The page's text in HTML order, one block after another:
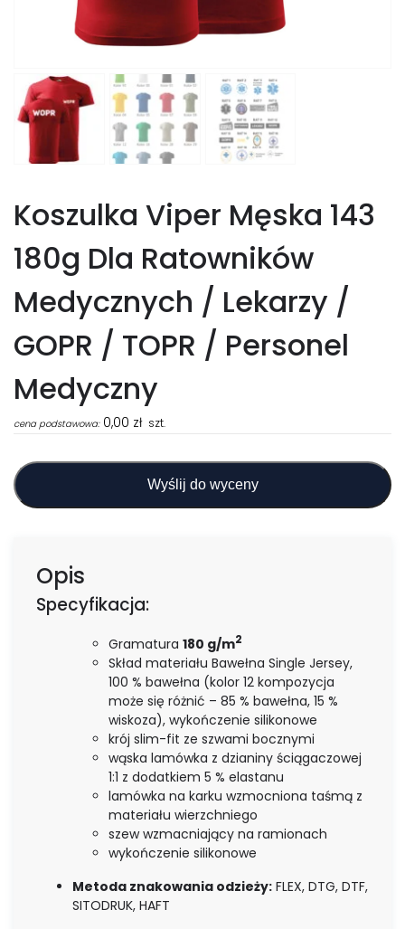
Koszulka Viper Męska 143
180g Dla Ratowników
Medycznych / Lekarzy /
GOPR / TOPR / Personel
Medyczny
cena podstawowa: 0,00 zł szt.
Wyślij do wyceny
Opis
Specyfikacja:
Gramatura 180 g/m2
Skład materiału Bawełna Single Jersey,
100 % bawełna (kolor 12 kompozycja
może się różnić – 85 % bawełna, 15 %
wiskoza), wykończenie silikonowe
krój slim-fit ze szwami bocznymi
wąska lamówka z dzianiny ściągaczowej
1:1 z dodatkiem 5 % elastanu
lamówka na karku wzmocniona taśmą z
materiału wierzchniego
szew wzmacniający na ramionach
wykończenie silikonowe
Metoda znakowania odzieży: FLEX, DTG, DTF,
SITODRUK, HAFT